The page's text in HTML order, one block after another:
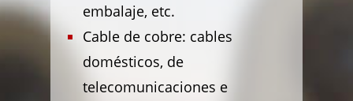
embalaje, etc.
Cable de cobre: cables
domésticos, de
telecomunicaciones e